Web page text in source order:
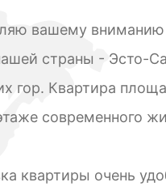
вашему
страны - Эсто-
гор. Квартира
современного
квартиры очень